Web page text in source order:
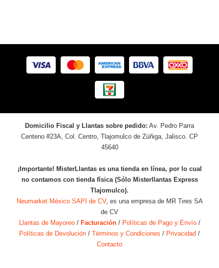
Domicilio Fiscal y Llantas sobre pedido: Av. Pedro Parra
Centeno #23A, Col. Centro, Tlajomulco de Zúñiga, Jalisco. CP
45640
¡Importante! MisterLlantas es una tienda en línea, por lo cual
no contamos con tienda física (Sólo Misterllantas Express
Tlajomulco).
Neumarket México SAPI de CV, es una empresa de MR Tires SA
de CV
Llantas de Mayoreo/ Facturación/ Políticas de Pago y Envío/
Políticas de Devolución / Términos y Condiciones / Privacidad /
Contacto